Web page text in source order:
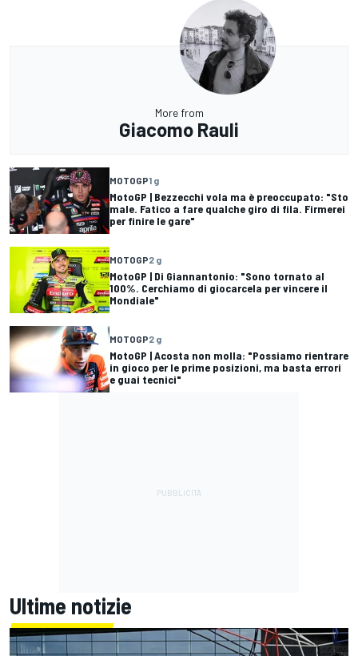
More from
Giacomo Rauli
MOTOGP1 g
MotoGP | Bezzecchi vola ma è preoccupato: "Sto
male. Fatico a fare qualche giro di fila. Firmerei
per finire le gare"
MOTOGP2 g
MotoGP | Di Giannantonio: "Sono tornato al
100%. Cerchiamo di giocarcela per vincere il
Mondiale"
MOTOGP2 g
MotoGP | Acosta non molla: "Possiamo rientrare
in gioco per le prime posizioni, ma basta errori
e guai tecnici"
Ultime notizie